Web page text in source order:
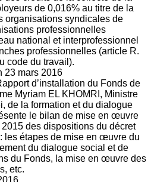
de 0,016% au titre de la
organisations syndicales de
professionnelles
national et interprofessionnel
professionnelles (article R.
code du travail).
23 mars 2016
d’installation du Fonds de
Myriam EL KHOMRI, Ministre
de la formation et du dialogue
le bilan de mise en œuvre
des dispositions du décret
les étapes de mise en œuvre du
du dialogue social et de
du Fonds, la mise en œuvre des
etc.